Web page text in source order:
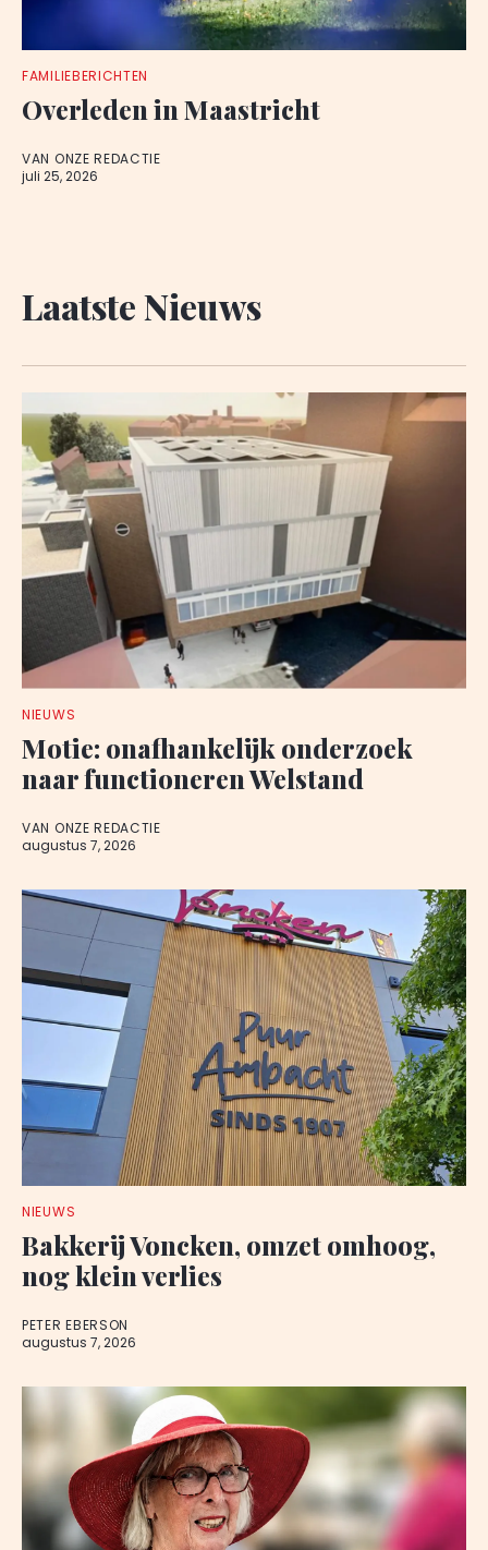
FAMILIEBERICHTEN
Overleden in Maastricht
VAN ONZE REDACTIE
juli 25, 2026
Laatste Nieuws
NIEUWS
Motie: onafhankelijk onderzoek
naar functioneren Welstand
VAN ONZE REDACTIE
augustus 7, 2026
NIEUWS
Bakkerij Voncken, omzet omhoog,
nog klein verlies
PETER EBERSON
augustus 7, 2026